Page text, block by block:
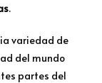
.
variedad de
del mundo
partes del